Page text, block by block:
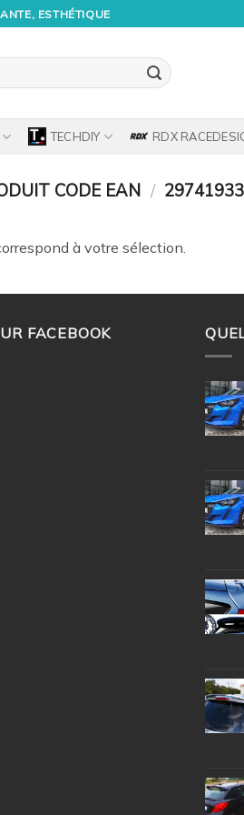
ESTHÉTIQUE
TECHDIY RDX
CODE EAN /
à votre sélection.
FACEBOOK